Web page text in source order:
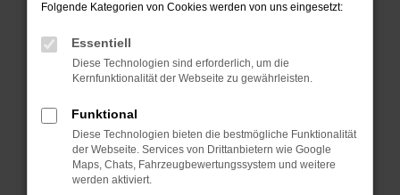
Prüfe deine Browsererweiterungen.
Manche Erweiterungen, wie Werbeblocker,
können das Laden bestimmter Seiten
verhindern. Funktioniert die Seite in einem
Fenster?
Starte dein Gerät neu.
Das kann manchmal helfen, vorübergehende
Probleme zu beheben.
Folgende Kategorien von Cookies werden von uns eingesetzt:
Essentiell
Diese Technologien sind erforderlich, um die
Kernfunktionalität der Webseite zu gewährleisten.
Funktional
Diese Technologien bieten die bestmögliche Funktionalität
der Webseite. Services von Drittanbietern wie Google
Maps, Chats, Fahrzeugbewertungssystem und weitere
werden aktiviert.